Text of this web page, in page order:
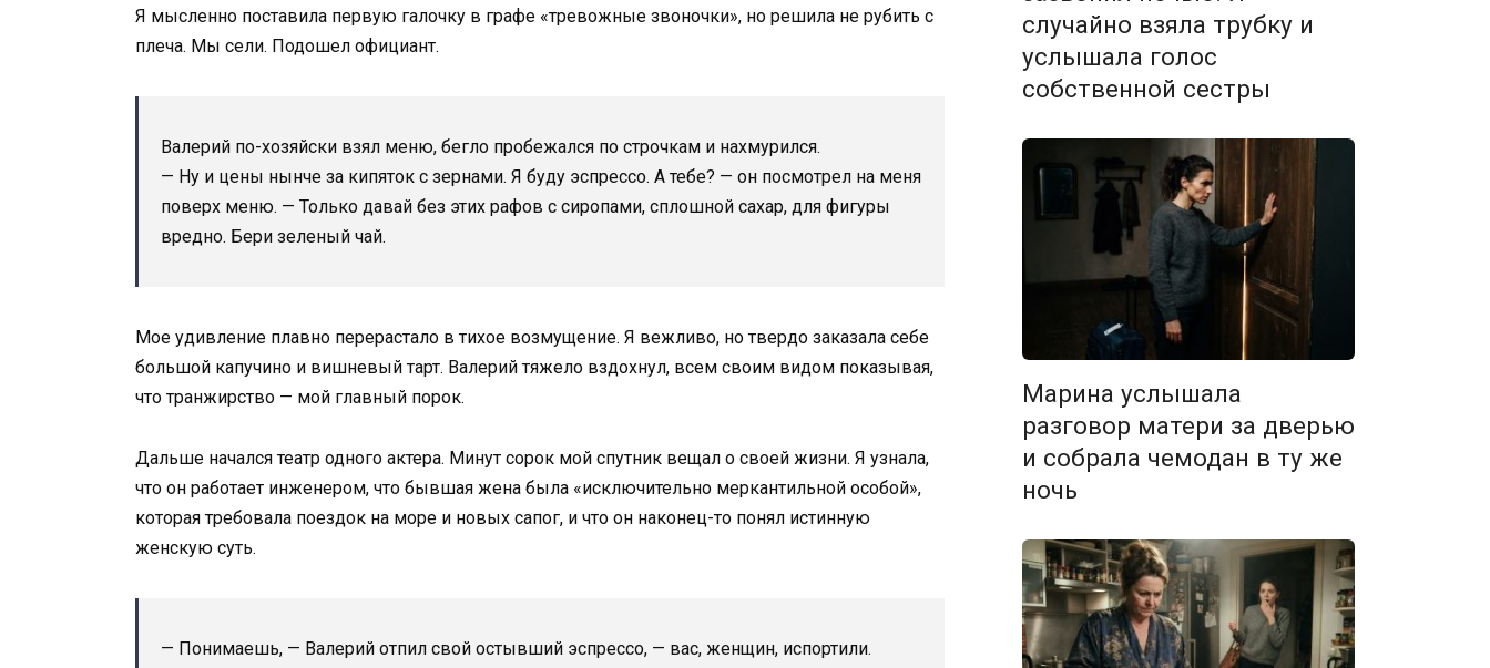
Я мысленно поставила первую галочку в графе «тревожные звоночки», но решила не рубить с
плеча. Мы сели. Подошел официант.
Валерий по-хозяйски взял меню, бегло пробежался по строчкам и нахмурился.
— Ну и цены нынче за кипяток с зернами. Я буду эспрессо. А тебе? — он посмотрел на меня
поверх меню. — Только давай без этих рафов с сиропами, сплошной сахар, для фигуры
вредно. Бери зеленый чай.
Мое удивление плавно перерастало в тихое возмущение. Я вежливо, но твердо заказала себе
большой капучино и вишневый тарт. Валерий тяжело вздохнул, всем своим видом показывая,
что транжирство — мой главный порок.
Дальше начался театр одного актера. Минут сорок мой спутник вещал о своей жизни. Я узнала,
что он работает инженером, что бывшая жена была «исключительно меркантильной особой»,
которая требовала поездок на море и новых сапог, и что он наконец-то понял истинную
женскую суть.
— Понимаешь, — Валерий отпил свой остывший эспрессо, — вас, женщин, испортили.
случайно взяла трубку и
услышала голос
собственной сестры
Марина услышала
разговор матери за дверью
и собрала чемодан в ту же
ночь